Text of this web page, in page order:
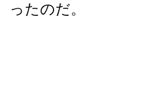
ったのだ。